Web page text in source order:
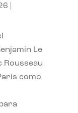
Le
Rousseau
como